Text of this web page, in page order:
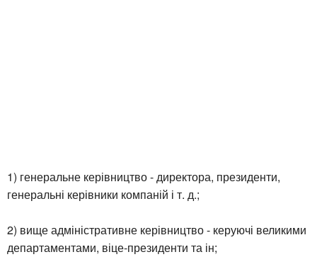
1) генеральне керівництво - директора, президенти,
генеральні керівники компаній і т. д.;
2) вище адміністративне керівництво - керуючі великими
департаментами, віце-президенти та ін;